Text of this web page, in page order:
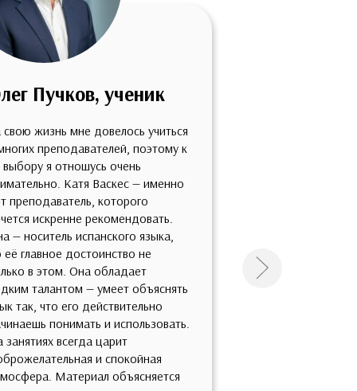
Пучков, ученик
свою жизнь мне довелось учиться
преподавателей, поэтому к
выбору я отношусь очень
Катя Васкес — именно
преподаватель, которого
искренне рекомендовать.
— носитель испанского языка,
её главное достоинство не
в этом. Она обладает
талантом — умеет объяснять
так, что его действительно
понимать и использовать.
занятиях всегда царит
и спокойная
Материал объясняется
никто не ведёт
занятия, как это
Следующая